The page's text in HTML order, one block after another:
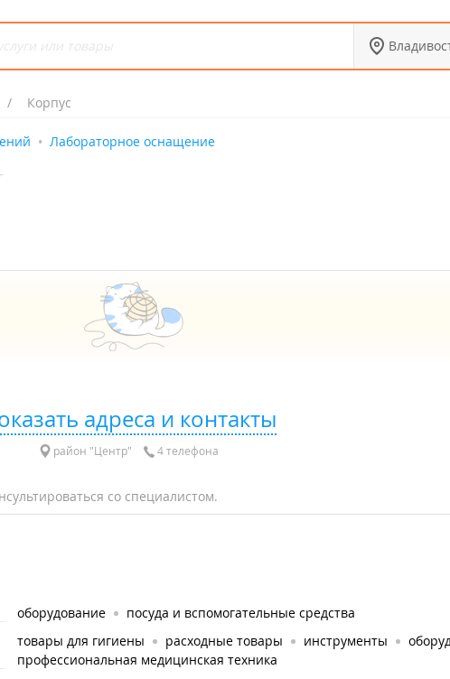
Корпус
Лабораторное оснащение
адреса и контакты
район "Центр" 4 телефона
со специалистом.
оборудование посуда и вспомогательные средства
товары для гигиены расходные товары инструменты
профессиональная медицинская техника